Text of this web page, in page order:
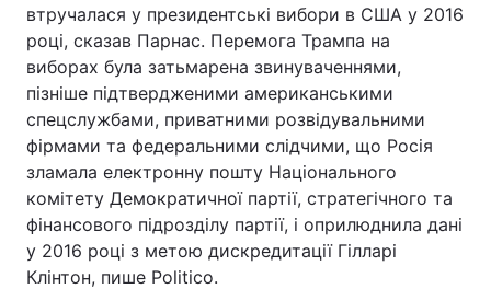
втручалася у президентські вибори в США у 2016
році, сказав Парнас. Перемога Трампа на
виборах була затьмарена звинуваченнями,
пізніше підтвердженими американськими
спецслужбами, приватними розвідувальними
фірмами та федеральними слідчими, що Росія
зламала електронну пошту Національного
комітету Демократичної партії, стратегічного та
фінансового підрозділу партії, і оприлюднила дані
у 2016 році з метою дискредитації Гілларі
Клінтон, пише Politico.